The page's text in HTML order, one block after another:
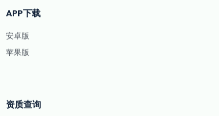
APP下载
安卓版
苹果版
资质查询